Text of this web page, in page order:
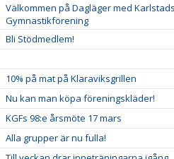
Välkommen på Dagläger med Karlstads
Gymnastikförening
Bli Stödmedlem!
10% på mat på Klaraviksgrillen
Nu kan man köpa föreningskläder!
KGFs 98:e årsmöte 17 mars
Alla grupper är nu fulla!